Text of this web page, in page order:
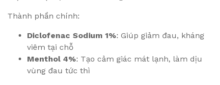
Thành phần chính:
Diclofenac Sodium 1%: Giúp giảm đau, kháng
viêm tại chỗ
Menthol 4%: Tạo cảm giác mát lạnh, làm dịu
vùng đau tức thì